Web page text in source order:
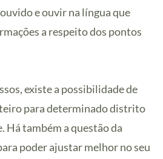
e ouvir na língua que
a respeito dos pontos
existe a possibilidade de
para determinado distrito
Há também a questão da
poder ajustar melhor no seu